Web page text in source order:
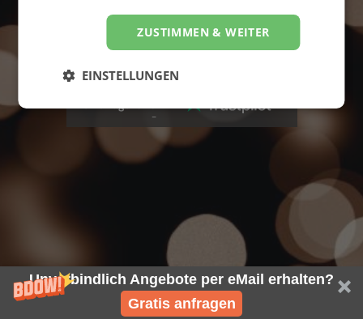
Unverbindlich Angebote per eMail erhalten?
Gratis anfragen
Suche starten
5
ZUSTIMMEN & WEITER
EINSTELLUNGEN